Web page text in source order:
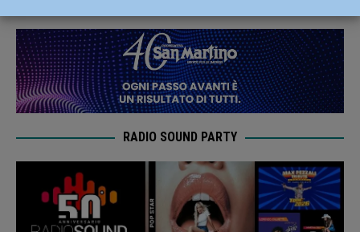
RADIO SOUND PARTY